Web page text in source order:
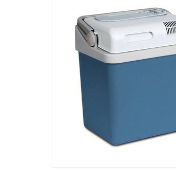
notebooky,
mobilní
telefony,
kávovary,
bazény